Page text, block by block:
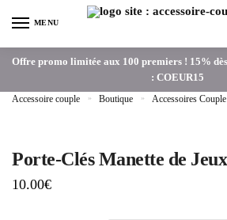
MENU
Offre promo limitée aux 100 premiers ! 15% dès
: COEUR15
Accessoire couple » Boutique » Accessoires Couple
Porte-Clés Manette de Jeux
10.00€